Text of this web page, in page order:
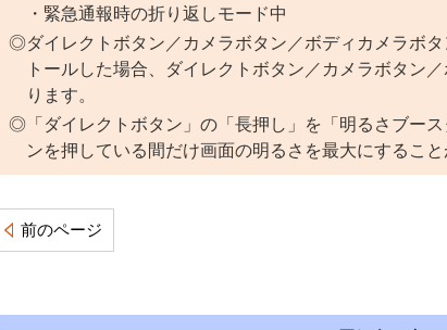
緊急通報時の折り返しモード中
ダイレクトボタン／カメラボタン／ボディカメラボ
トールした場合、ダイレクトボタン／カメラボタン
ります。
「ダイレクトボタン」の「長押し」を「明るさブー
ンを押している間だけ画面の明るさを最大にすること
前のページ